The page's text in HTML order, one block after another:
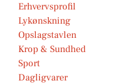
Erhvervsprofil
Lykønskning
Opslagstavlen
Krop & Sundhed
Sport
Dagligvarer